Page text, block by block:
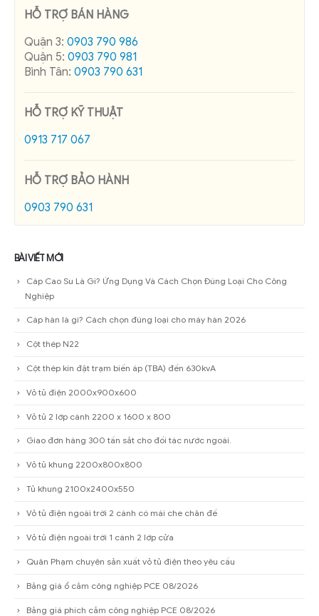
HỖ TRỢ BÁN HÀNG
Quận 3: 0903 790 986
Quận 5: 0903 790 981
Bình Tân: 0903 790 631
HỖ TRỢ KỸ THUẬT
0913 717 067
HỖ TRỢ BẢO HÀNH
0903 790 631
BÀI VIẾT MỚI
Cáp Cao Su Là Gì? Ứng Dụng Và Cách Chọn Đúng Loại Cho Công
Nghiệp
Cáp hàn là gì? Cách chọn đúng loại cho máy hàn 2026
Cột thép N22
Cột thép kín đặt trạm biến áp (TBA) đến 630kvA
Vỏ tủ điện 2000x900x600
Vỏ tủ 2 lớp cánh 2200 x 1600 x 800
Giao đơn hàng 300 tấn sắt cho đối tác nước ngoài.
Vỏ tủ khung 2200x800x800
Tủ khung 2100x2400x550
Vỏ tủ điện ngoài trời 2 cánh có mái che chân đế
Vỏ tủ điện ngoài trời 1 cánh 2 lớp cửa
Quân Phạm chuyên sản xuất vỏ tủ điện theo yêu cầu
Bảng giá ổ cắm công nghiệp PCE 08/2026
Bảng giá phích cắm công nghiệp PCE 08/2026